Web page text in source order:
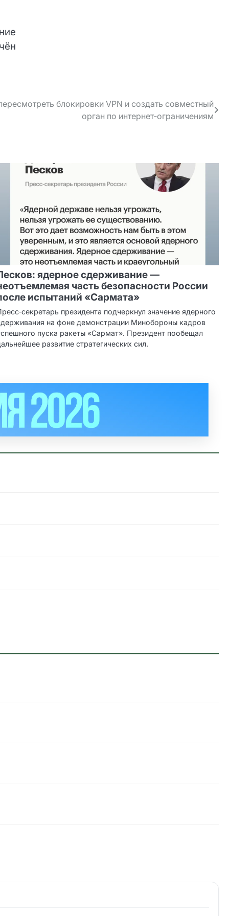
блокировки VPN и создать совместный
орган по интернет‑ограничениям
ядерное сдерживание —
часть безопасности России
испытаний «Сармата»
президента подчеркнул значение ядерного
на фоне демонстрации Минобороны кадров
пуска ракеты «Сармат». Президент пообещал
развитие стратегических сил.